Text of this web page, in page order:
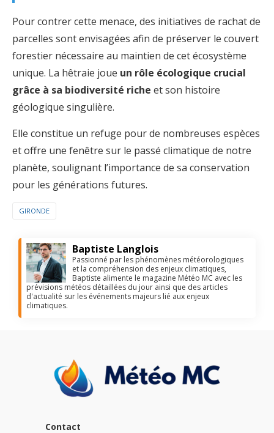
Pour contrer cette menace, des initiatives de rachat de
parcelles sont envisagées afin de préserver le couvert
forestier nécessaire au maintien de cet écosystème
unique. La hêtraie joue un rôle écologique crucial
grâce à sa biodiversité riche et son histoire
géologique singulière.
Elle constitue un refuge pour de nombreuses espèces
et offre une fenêtre sur le passé climatique de notre
planète, soulignant l’importance de sa conservation
pour les générations futures.
GIRONDE
Baptiste Langlois
Passionné par les phénomènes météorologiques
et la compréhension des enjeux climatiques,
Baptiste alimente le magazine Météo MC avec les
prévisions météos détaillées du jour ainsi que des articles
d'actualité sur les événements majeurs lié aux enjeux
climatiques.
Contact